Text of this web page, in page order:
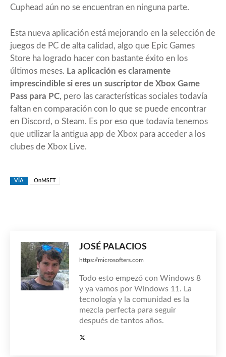
Cuphead aún no se encuentran en ninguna parte.
Esta nueva aplicación está mejorando en la selección de
juegos de PC de alta calidad, algo que Epic Games
Store ha logrado hacer con bastante éxito en los
últimos meses. La aplicación es claramente
imprescindible si eres un suscriptor de Xbox Game
Pass para PC, pero las características sociales todavía
faltan en comparación con lo que se puede encontrar
en Discord, o Steam. Es por eso que todavía tenemos
que utilizar la antigua app de Xbox para acceder a los
clubes de Xbox Live.
VÍA OnMSFT
JOSÉ PALACIOS
https://microsofters.com
Todo esto empezó con Windows 8
y ya vamos por Windows 11. La
tecnología y la comunidad es la
mezcla perfecta para seguir
después de tantos años.